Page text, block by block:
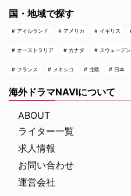
国・地域で探す
アイルランド アメリカ イギリス
オーストラリア カナダ スウェーデン
フランス メキシコ 北欧 日本
海外ドラマNAVIについて
ABOUT
ライター一覧
求人情報
お問い合わせ
運営会社